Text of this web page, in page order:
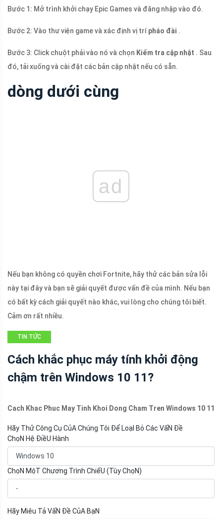
Bước 1: Mở trình khởi chạy Epic Games và đăng nhập vào đó.
Bước 2: Vào thư viện game và xác định vị trí pháo đài .
Bước 3: Click chuột phải vào nó và chọn Kiểm tra cập nhật . Sau
đó, tải xuống và cài đặt các bản cập nhật nếu có sẵn.
dòng dưới cùng
ad
Nếu bạn không có quyền chơi Fortnite, hãy thử các bản sửa lỗi
này tại đây và bạn sẽ giải quyết được vấn đề của mình. Nếu bạn
có bất kỳ cách giải quyết nào khác, vui lòng cho chúng tôi biết.
Cảm ơn rất nhiều.
TIN TỨC
Cách khắc phục máy tính khởi động
chậm trên Windows 10 11?
Cach Khac Phuc May Tinh Khoi Dong Cham Tren Windows 10 11
Hãy Thử Công Cụ CủA Chúng Tôi Để LoạI Bỏ Các VấN Đề
ChọN Hệ ĐiềU Hành
ChọN MộT Chương Trình ChiếU (Tùy ChọN)
Hãy Miêu Tả VấN Đề CủA BạN